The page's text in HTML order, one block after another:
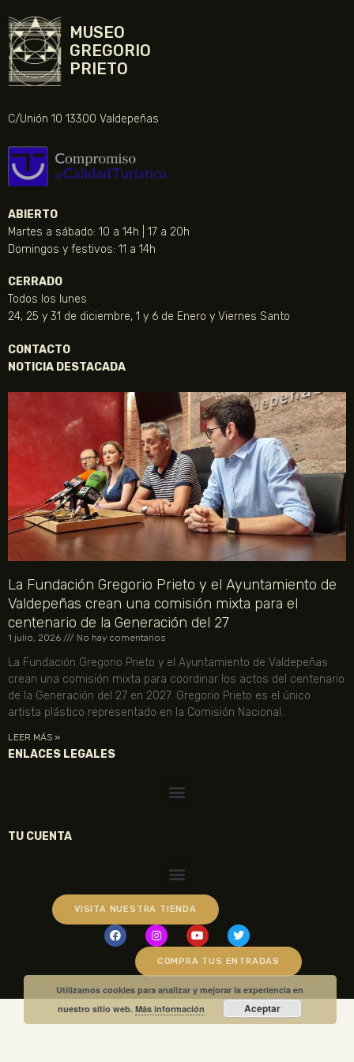
MUSEO
GREGORIO
PRIETO
C/Unión 10 13300 Valdepeñas
ABIERTO
Martes a sábado: 10 a 14h | 17 a 20h
Domingos y festivos: 11 a 14h
CERRADO
Todos los lunes
24, 25 y 31 de diciembre, 1 y 6 de Enero y Viernes Santo
CONTACTO
NOTICIA DESTACADA
La Fundación Gregorio Prieto y el Ayuntamiento de
Valdepeñas crean una comisión mixta para el
centenario de la Generación del 27
1 julio, 2026 No hay comentarios
La Fundación Gregorio Prieto y el Ayuntamiento de Valdepeñas
crean una comisión mixta para coordinar los actos del centenario
de la Generación del 27 en 2027. Gregorio Prieto es el único
artista plástico representado en la Comisión Nacional.
LEER MÁS »
ENLACES LEGALES
TU CUENTA
VISITA NUESTRA TIENDA
COMPRA TUS ENTRADAS
Utilizamos cookies para analizar y mejorar la experiencia en
nuestro sitio web.Más información Aceptar